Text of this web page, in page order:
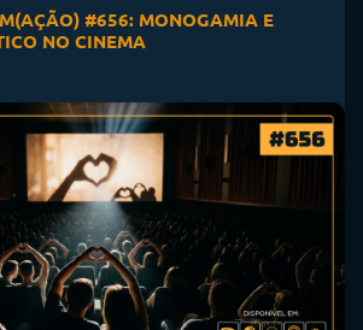
#656: MONOGAMIA E
NO CINEMA